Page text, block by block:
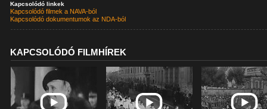
Kapcsolódó linkek
Kapcsolódó filmek a NAVA-ból
Kapcsolódó dokumentumok az NDA-ból
KAPCSOLÓDÓ FILMHÍREK